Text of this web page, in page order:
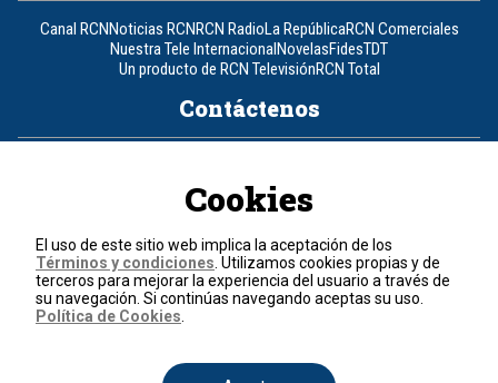
Canal RCNNoticias RCNRCN RadioLa RepúblicaRCN Comerciales
Nuestra Tele InternacionalNovelasFidesTDT
Un producto de RCN TelevisiónRCN Total
Contáctenos
Política de cookies
Términos y condiciones
© 2026, RCN Medios.
Todos los derechos reservados.
Cookies
El uso de este sitio web implica la aceptación de los
Términos y condiciones . Utilizamos cookies propias y de
terceros para mejorar la experiencia del usuario a través de
su navegación. Si continúas navegando aceptas su uso.
Política de Cookies